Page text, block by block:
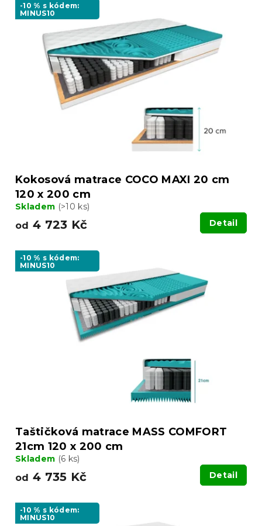
op
-10 % s kódem:
MINUS10
Kokosová matrace COCO MAXI 20 cm
120 x 200 cm
Skladem (>10 ks)
od 4 723 Kč Detail
-10 % s kódem:
MINUS10
Taštičková matrace MASS COMFORT
21cm 120 x 200 cm
Skladem (6 ks)
od 4 735 Kč Detail
-10 % s kódem:
MINUS10